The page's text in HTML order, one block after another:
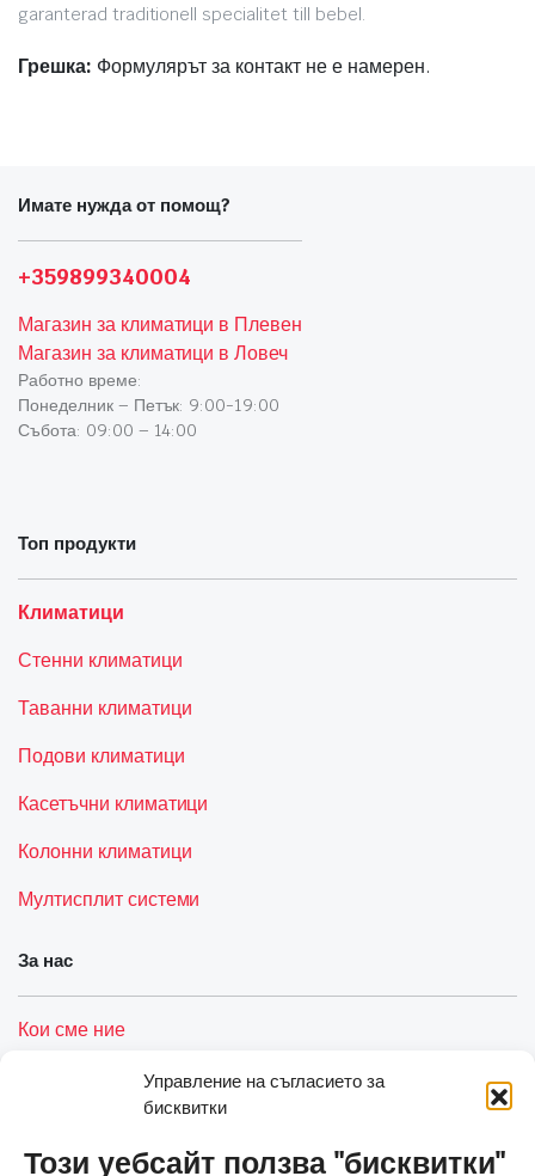
Управление на съгласието за
бисквитки
Този уебсайт ползва "бисквитки"
garanterad traditionell specialitet till bebel.
Грешка: Формулярът за контакт не е намерен.
Имате нужда от помощ?
+359899340004
Магазин за климатици в Плевен
Магазин за климатици в Ловеч
Работно време:
Понеделник – Петък: 9:00-19:00
Събота: 09:00 – 14:00
Топ продукти
Климатици
Стенни климатици
Таванни климатици
Подови климатици
Касетъчни климатици
Колонни климатици
Мултисплит системи
За нас
Кои сме ние